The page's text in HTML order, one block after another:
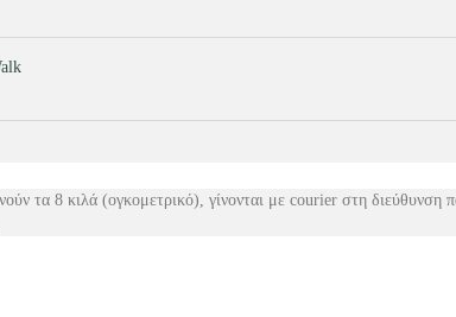
τα 8 κιλά (ογκομετρικό), γίνονται με courier στη διεύθυνση